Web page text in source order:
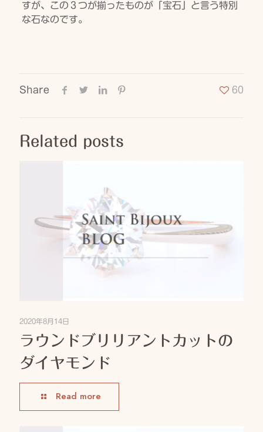
すが、この３つが揃ったものが「宝石」と言う特別
な石なのです。
Share 60
Related posts
2020年8月14日
ラウンドブリリアントカットの
ダイヤモンド
Read more